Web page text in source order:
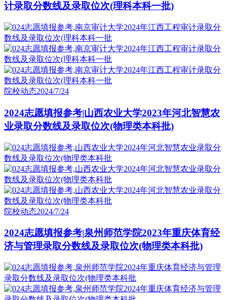
计录取分数线及录取位次(理科本科一批)
院校动态2024/7/24
2024志愿填报参考|山西农业大学2023年河北智慧农
业录取分数线及录取位次(物理类本科批)
院校动态2024/7/24
2024志愿填报参考|泉州师范学院2023年重庆体育经
济与管理录取分数线及录取位次(物理类本科批)